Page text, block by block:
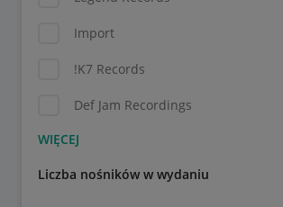
Import
!K7 Records
Def Jam Recordings
Liczba nośników w wydaniu